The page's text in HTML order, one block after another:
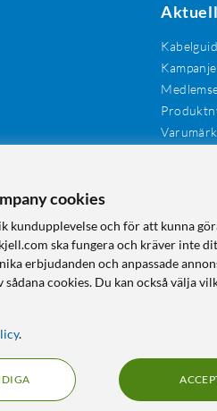
TILL HEMELEKTRONIK
cookies
kundupplevelse och för att kunna
ska fungera och kräver inte
erbjudanden och anpassade
cookies. Du kan också välja
.